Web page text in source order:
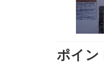
ポイン